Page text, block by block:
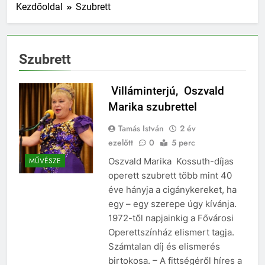
Kezdőoldal Szubrett
Szubrett
MŰVÉSZE
Villáminterjú, Oszvald
Marika szubrettel
Tamás István
2 év
ezelőtt
0 5 perc
Oszvald Marika Kossuth-díjas
operett szubrett több mint 40
éve hányja a cigánykereket, ha
egy – egy szerepe úgy kívánja.
1972-től napjainkig a Fővárosi
Operettszínház elismert tagja.
Számtalan díj és elismerés
birtokosa. – A fittségéről híres a